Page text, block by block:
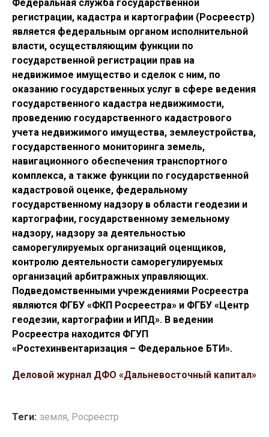
Федеральная служба государственной
регистрации, кадастра и картографии (Росреестр)
является федеральным органом исполнительной
власти, осуществляющим функции по
государственной регистрации прав на
недвижимое имущество и сделок с ним, по
оказанию государственных услуг в сфере ведения
государственного кадастра недвижимости,
проведению государственного кадастрового
учета недвижимого имущества, землеустройства,
государственного мониторинга земель,
навигационного обеспечения транспортного
комплекса, а также функции по государственной
кадастровой оценке, федеральному
государственному надзору в области геодезии и
картографии, государственному земельному
надзору, надзору за деятельностью
саморегулируемых организаций оценщиков,
контролю деятельности саморегулируемых
организаций арбитражных управляющих.
Подведомственными учреждениями Росреестра
являются ФГБУ «ФКП Росреестра» и ФГБУ «Центр
геодезии, картографии и ИПД». В ведении
Росреестра находится ФГУП
«Ростехинвентаризация – Федеральное БТИ».
Деловой журнал ДФО «Дальневосточный капитал»
Теги: земля, Росреестр